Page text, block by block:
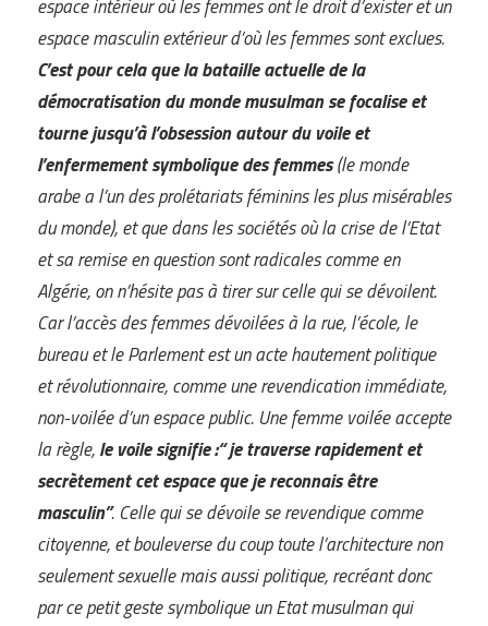
espace intérieur où les femmes ont le droit d’exister et un
espace masculin extérieur d’où les femmes sont exclues.
C’est pour cela que la bataille actuelle de la
démocratisation du monde musulman se focalise et
tourne jusqu’à l’obsession autour du voile et
l’enfermement symbolique des femmes(le monde
arabe a l’un des prolétariats féminins les plus misérables
du monde), et que dans les sociétés où la crise de l’Etat
et sa remise en question sont radicales comme en
Algérie, on n’hésite pas à tirer sur celle qui se dévoilent.
Car l’accès des femmes dévoilées à la rue, l’école, le
bureau et le Parlement est un acte hautement politique
et révolutionnaire, comme une revendication immédiate,
non-voilée d’un espace public. Une femme voilée accepte
la règle,le voile signifie :“ je traverse rapidement et
secrètement cet espace que je reconnais être
masculin”. Celle qui se dévoile se revendique comme
citoyenne, et bouleverse du coup toute l’architecture non
seulement sexuelle mais aussi politique, recréant donc
par ce petit geste symbolique un Etat musulman qui